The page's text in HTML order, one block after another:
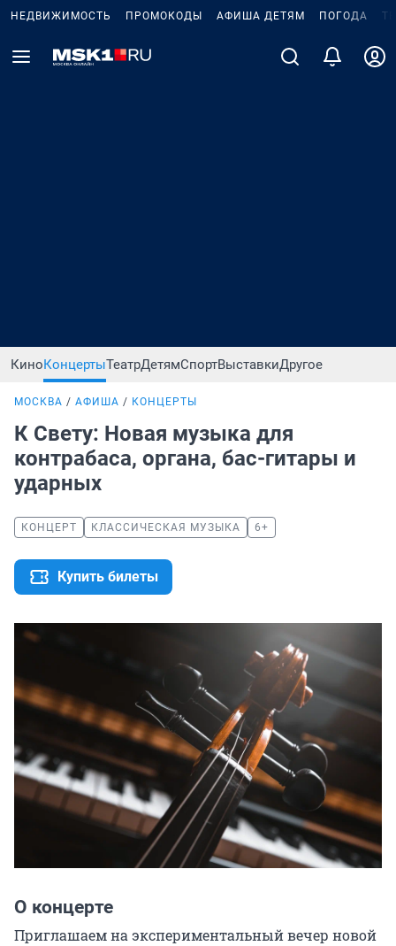
НЕДВИЖИМОСТЬ ПРОМОКОДЫ АФИША ДЕТЯМ ПОГОДА
КиноКонцертыТеатрДетямСпортВыставкиДругое
МОСКВА АФИША КОНЦЕРТЫ
К Свету: Новая музыка для
контрабаса, органа, бас-гитары и
ударных
КОНЦЕРТ КЛАССИЧЕСКАЯ МУЗЫКА 6+
Купить билеты
О концерте
Приглашаем на экспериментальный вечер новой